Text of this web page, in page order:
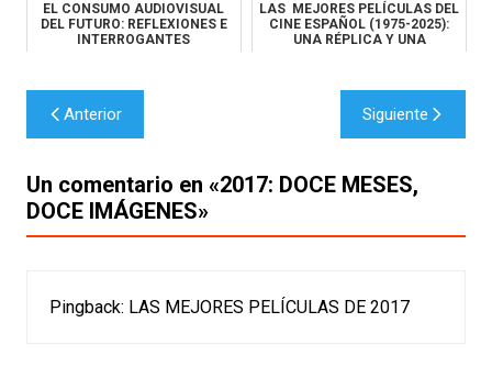
EL CONSUMO AUDIOVISUAL
DEL FUTURO: REFLEXIONES E
INTERROGANTES
LAS MEJORES PELÍCULAS DEL
CINE ESPAÑOL (1975-2025):
UNA RÉPLICA Y UNA
Navegación
de
entradas
Anterior Siguiente
Un comentario en «2017: DOCE MESES,
DOCE IMÁGENES»
Pingback: LAS MEJORES PELÍCULAS DE 2017